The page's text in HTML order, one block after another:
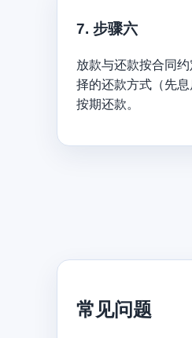
7. 步骤六
放款与还款按合同
择的还款方式（先息
按期还款。
常见问题